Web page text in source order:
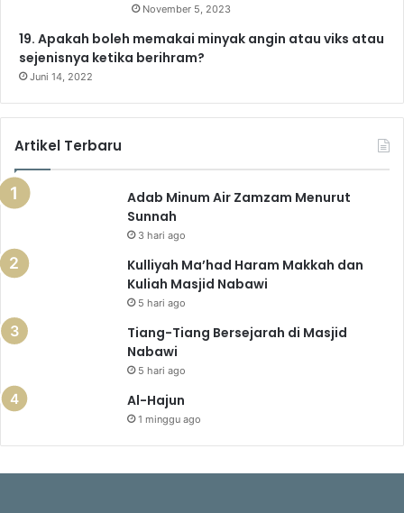
November 5, 2023
19. Apakah boleh memakai minyak angin atau viks atau
sejenisnya ketika berihram?
Juni 14, 2022
Artikel Terbaru
Adab Minum Air Zamzam Menurut
Sunnah
3 hari ago
Kulliyah Ma’had Haram Makkah dan
Kuliah Masjid Nabawi
5 hari ago
Tiang-Tiang Bersejarah di Masjid
Nabawi
5 hari ago
Al-Hajun
1 minggu ago